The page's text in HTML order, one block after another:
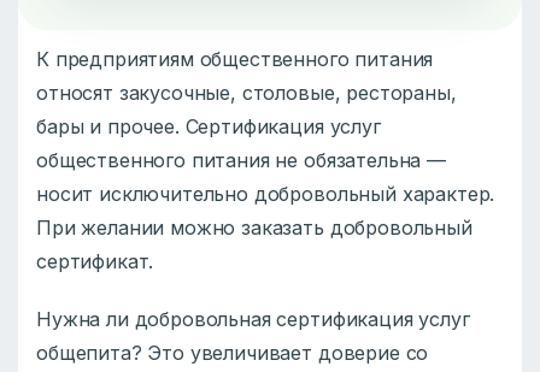
К предприятиям общественного питания
относят закусочные, столовые, рестораны,
бары и прочее. Сертификация услуг
общественного питания не обязательна —
носит исключительно добровольный характер.
При желании можно заказать добровольный
сертификат.
Нужна ли добровольная сертификация услуг
общепита? Это увеличивает доверие со